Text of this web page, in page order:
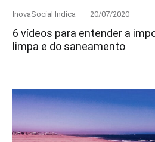
Category
InovaSocial Indica
Posted
20/07/2020
6 vídeos para entender a
limpa e do saneamento